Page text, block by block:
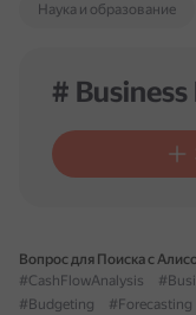
Наука и образование
#
Вопрос для Поиска с
#CashFlowAnalysis
#Budgeting
#Forecasting